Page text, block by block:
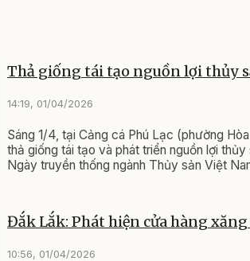
Thả giống tái tạo nguồn lợi thủy
14:19, 01/04/2026
Sáng 1/4, tại Cảng cá Phú Lạc (phường
thả giống tái tạo và phát triển nguồn lợi
Ngày truyền thống ngành Thủy sản Việt
Đắk Lắk: Phát hiện cửa hàng
10:56, 01/04/2026